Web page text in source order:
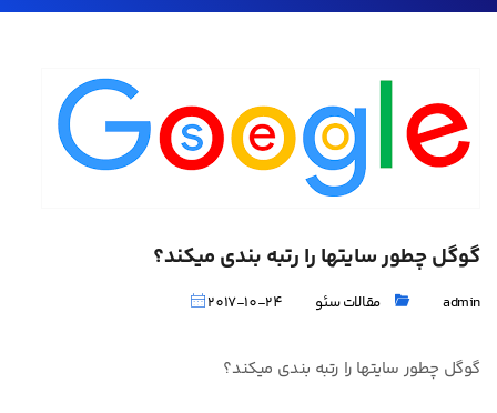
گوگل چطور سایتها را رتبه بندی میکند؟
admin مقالات سئو 2017-10-24
گوگل چطور سایتها را رتبه بندی میکند؟